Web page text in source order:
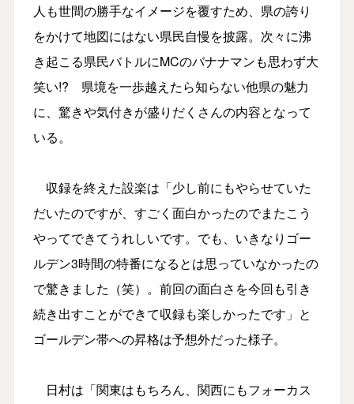
人も世間の勝手なイメージを覆すため、県の誇り
をかけて地図にはない県民自慢を披露。次々に沸
き起こる県民バトルにMCのバナナマンも思わず大
笑い!? 県境を一歩越えたら知らない他県の魅力
に、驚きや気付きが盛りだくさんの内容となって
いる。
収録を終えた設楽は「少し前にもやらせていた
だいたのですが、すごく面白かったのでまたこう
やってできてうれしいです。でも、いきなりゴー
ルデン3時間の特番になるとは思っていなかったの
で驚きました（笑）。前回の面白さを今回も引き
続き出すことができて収録も楽しかったです」と
ゴールデン帯への昇格は予想外だった様子。
日村は「関東はもちろん、関西にもフォーカス